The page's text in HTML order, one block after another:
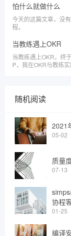
怕什么就做什么
今天的这篇文章，没
程。
当教练遇上OKR
当教练遇上OKR，终
P，我在OKR与教练
随机阅读
2021
05-02
质量
07-13
协程
01-25
编译